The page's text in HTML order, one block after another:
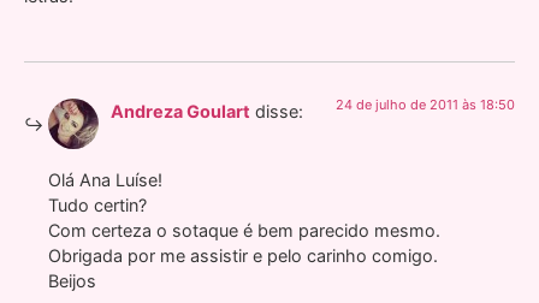
Andreza Goulart disse: 24 de julho de 2011 às 18:50
Olá Ana Luíse!
Tudo certin?
Com certeza o sotaque é bem parecido mesmo.
Obrigada por me assistir e pelo carinho comigo.
Beijos